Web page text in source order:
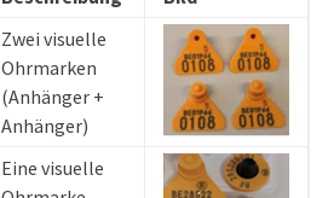
Zwei visuelle
Ohrmarken
(Anhänger +
Anhänger)
Eine visuelle